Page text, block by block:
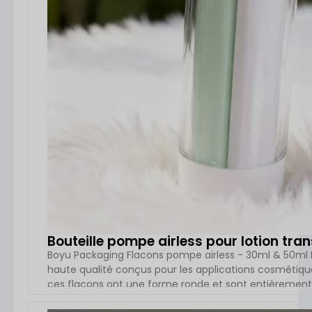
Bouteille pompe airless pour lotion
Boyu Packaging Flacons pompe airless - 30ml &
haute qualité conçus pour les applications
ces flacons ont une forme ronde et sont